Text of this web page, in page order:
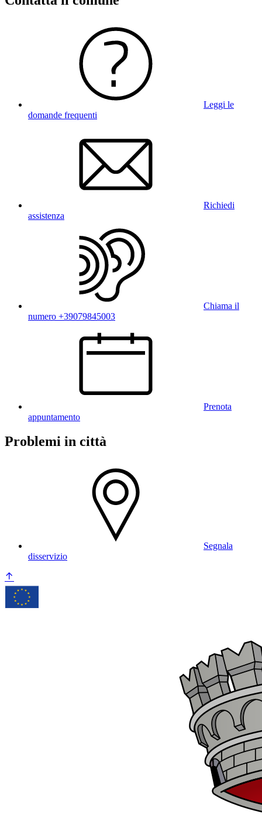
Leggi le
domande frequenti
Richiedi
assistenza
Chiama il
numero +39079845003
Prenota
appuntamento
Problemi in città
Segnala
disservizio